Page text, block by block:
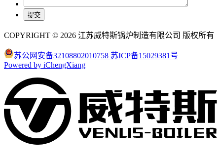
COPYRIGHT © 2026 江苏威特斯锅炉制造有限公司 版权所有
苏公网安备32108802010758 苏ICP备15029381号
Powered by iChengXiang